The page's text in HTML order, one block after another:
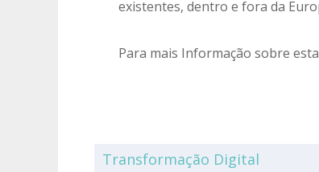
existentes, dentro e fora da
Para mais Informação sobre
Transformação Digital